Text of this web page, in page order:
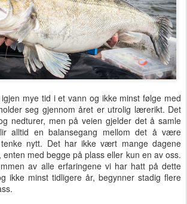
mye tid i et vann og ikke minst følge med
seg gjennom året er utrolig lærerikt. Det
nedturer, men på veien gjelder det å samle
alltid en balansegang mellom det å være
nytt. Det har ikke vært mange dagene
enten med begge på plass eller kun en av oss.
av alle erfaringene vi har hatt på dette
ikke minst tidligere år, begynner stadig flere